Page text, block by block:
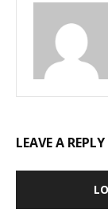
LEAVE A REPLY